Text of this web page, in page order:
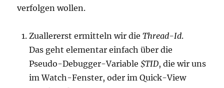
verfolgen wollen.
Zuallererst ermitteln wir dieThread-Id.
Das geht elementar einfach über die
Pseudo-Debugger-Variable$TID, die wir uns
im Watch-Fenster, oder im Quick-View